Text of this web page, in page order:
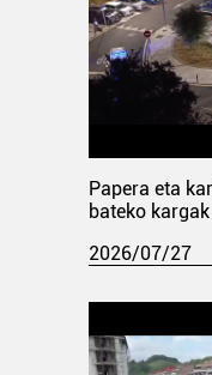
Papera eta
bateko
2026/07/27